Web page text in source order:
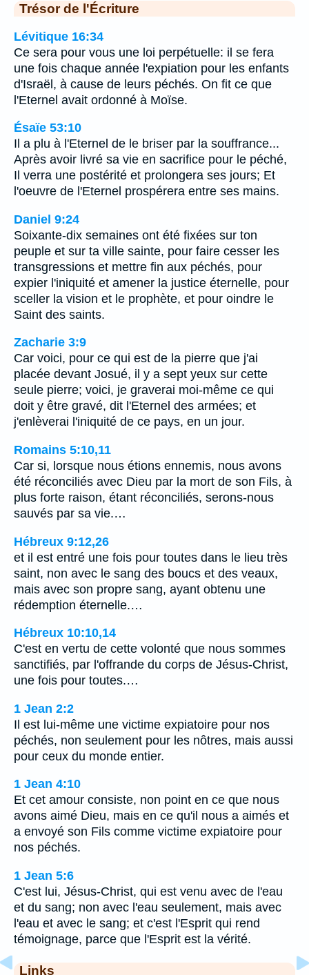
Trésor de l'Écriture
Lévitique 16:34
Ce sera pour vous une loi perpétuelle: il se fera
une fois chaque année l'expiation pour les enfants
d'Israël, à cause de leurs péchés. On fit ce que
l'Eternel avait ordonné à Moïse.
Ésaïe 53:10
Il a plu à l'Eternel de le briser par la souffrance...
Après avoir livré sa vie en sacrifice pour le péché,
Il verra une postérité et prolongera ses jours; Et
l'oeuvre de l'Eternel prospérera entre ses mains.
Daniel 9:24
Soixante-dix semaines ont été fixées sur ton
peuple et sur ta ville sainte, pour faire cesser les
transgressions et mettre fin aux péchés, pour
expier l'iniquité et amener la justice éternelle, pour
sceller la vision et le prophète, et pour oindre le
Saint des saints.
Zacharie 3:9
Car voici, pour ce qui est de la pierre que j'ai
placée devant Josué, il y a sept yeux sur cette
seule pierre; voici, je graverai moi-même ce qui
doit y être gravé, dit l'Eternel des armées; et
j'enlèverai l'iniquité de ce pays, en un jour.
Romains 5:10,11
Car si, lorsque nous étions ennemis, nous avons
été réconciliés avec Dieu par la mort de son Fils, à
plus forte raison, étant réconciliés, serons-nous
sauvés par sa vie.…
Hébreux 9:12,26
et il est entré une fois pour toutes dans le lieu très
saint, non avec le sang des boucs et des veaux,
mais avec son propre sang, ayant obtenu une
rédemption éternelle.…
Hébreux 10:10,14
C'est en vertu de cette volonté que nous sommes
sanctifiés, par l'offrande du corps de Jésus-Christ,
une fois pour toutes.…
1 Jean 2:2
Il est lui-même une victime expiatoire pour nos
péchés, non seulement pour les nôtres, mais aussi
pour ceux du monde entier.
1 Jean 4:10
Et cet amour consiste, non point en ce que nous
avons aimé Dieu, mais en ce qu'il nous a aimés et
a envoyé son Fils comme victime expiatoire pour
nos péchés.
1 Jean 5:6
C'est lui, Jésus-Christ, qui est venu avec de l'eau
et du sang; non avec l'eau seulement, mais avec
l'eau et avec le sang; et c'est l'Esprit qui rend
témoignage, parce que l'Esprit est la vérité.
Links